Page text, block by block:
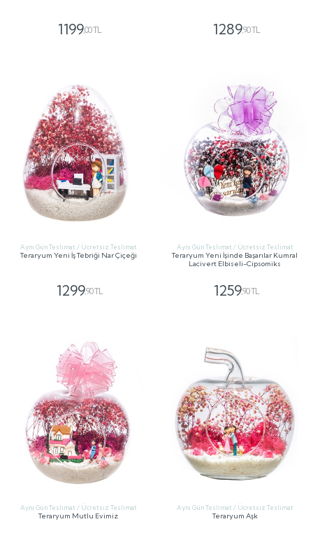
1199,00 TL 1289,90 TL
Aynı Gün Teslimat / Ücretsiz Teslimat
Teraryum Yeni İş Tebriği Nar Çiçeği
1299,90 TL
Aynı Gün Teslimat / Ücretsiz Teslimat
Teraryum Yeni İşinde Başarılar Kumral
Lacivert Elbiseli-Cipsomiks
1259,90 TL
Aynı Gün Teslimat / Ücretsiz Teslimat
Teraryum Mutlu Evimiz
Aynı Gün Teslimat / Ücretsiz Teslimat
Teraryum Aşk